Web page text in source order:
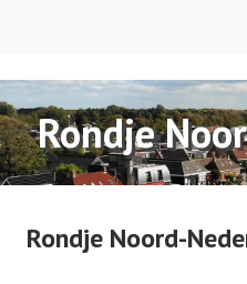
VAREN MET
Rondje
Rondje Noord-